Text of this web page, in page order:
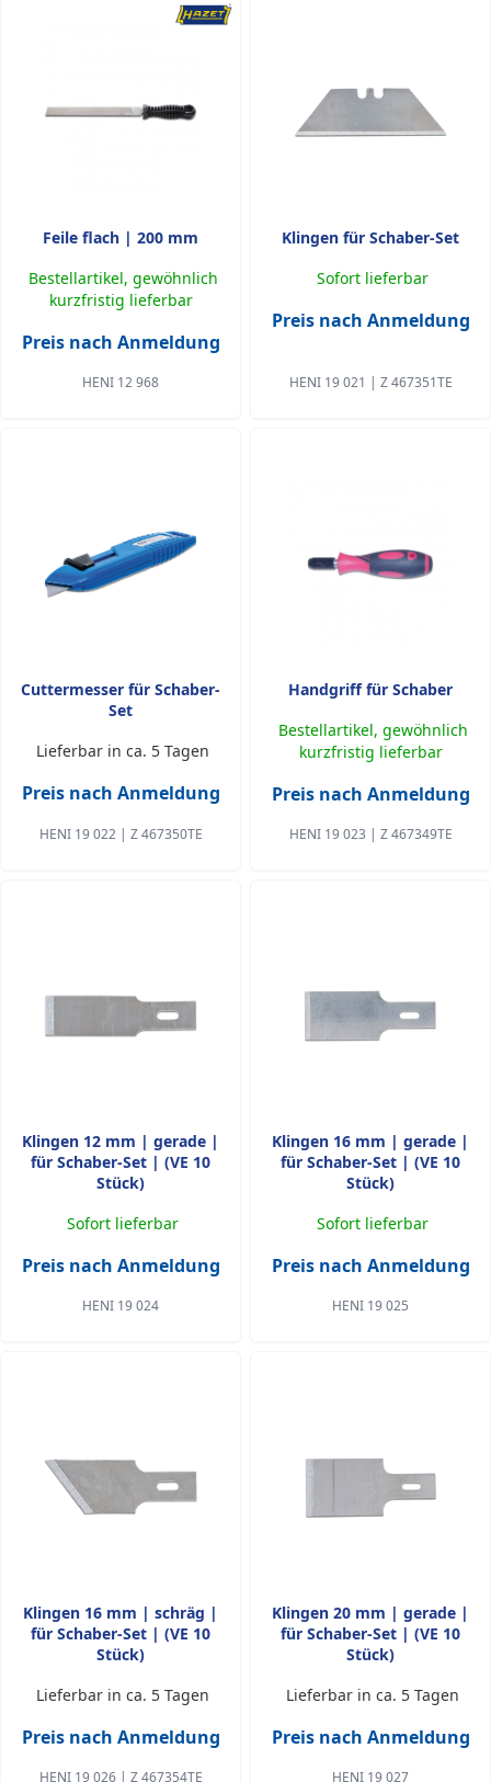
Feile flach | 200 mm
Bestellartikel, gewöhnlich
kurzfristig lieferbar
Preis nach Anmeldung
HENI 12 968
Klingen für Schaber-Set
Sofort lieferbar
Preis nach Anmeldung
HENI 19 021 | Z 467351TE
Cuttermesser für Schaber-
Set
Lieferbar in ca. 5 Tagen
Preis nach Anmeldung
HENI 19 022 | Z 467350TE
Handgriff für Schaber
Bestellartikel, gewöhnlich
kurzfristig lieferbar
Preis nach Anmeldung
HENI 19 023 | Z 467349TE
Klingen 12 mm | gerade |
für Schaber-Set | (VE 10
Stück)
Sofort lieferbar
Preis nach Anmeldung
HENI 19 024
Klingen 16 mm | gerade |
für Schaber-Set | (VE 10
Stück)
Sofort lieferbar
Preis nach Anmeldung
HENI 19 025
Klingen 16 mm | schräg |
für Schaber-Set | (VE 10
Stück)
Lieferbar in ca. 5 Tagen
Preis nach Anmeldung
HENI 19 026 | Z 467354TE
Klingen 20 mm | gerade |
für Schaber-Set | (VE 10
Stück)
Lieferbar in ca. 5 Tagen
Preis nach Anmeldung
HENI 19 027